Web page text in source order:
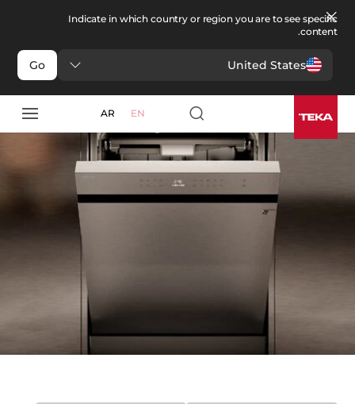
Indicate in which country or region you are to see specific
content.
United States
Go
EN
AR
مطبخ>غسالات الأطباق
غسالات الأطباق